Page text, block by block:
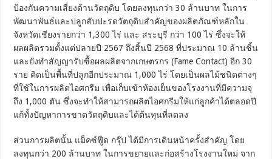
ป้องกันความเสี่ยงด้านวัตถุดิบ โดยลงทุนกว่า 30 ล้านบาท ในการ
พัฒนาพันธ์และปลูกสับปะรดวัตถุดิบสำคัญของผลิตภัณฑ์หลักใน
จังหวัดเชียงรายกว่า 1,300 ไร่ และ สระบุรี กว่า 100 ไร่ ซึ่งจะให้
ผลผลิตรวมตั้งแต่ปลายปี 2567 ถึงสิ้นปี 2568 ที่ประมาณ 10 ล้านชิ้น
และยังทำสัญญารับซื้อผลผลิตจากเกษตรกร (Fame Contact) อีก 30
ราย คิดเป็นพื้นที่ปลูกอีกประมาณ 1,000 ไร่ โดยเป็นผลไม้ชนิดต่างๆ
ที่ใช้ในการผลิตไอศกรีม เพื่อเก็บเข้าห้องเย็นของโรงงานที่มีความจุ
ถึง 1,000 ตัน ซึ่งจะทำให้สามารถผลิตไอศกรีมให้แก่ลูกค้าได้ตลอดปี
แก้ทั้งปัญหาการขาดวัตถุดิบและได้ต้นทุนที่ลดลง
ส่วนการผลิตนั้น แม็คซ์ฟู๊ด กรุ๊ป ได้มีการเดินหน้าครั้งสำคัญ โดย
ลงทุนกว่า 200 ล้านบาท ในการขยายและก่อสร้างโรงงานใหม่ จาก